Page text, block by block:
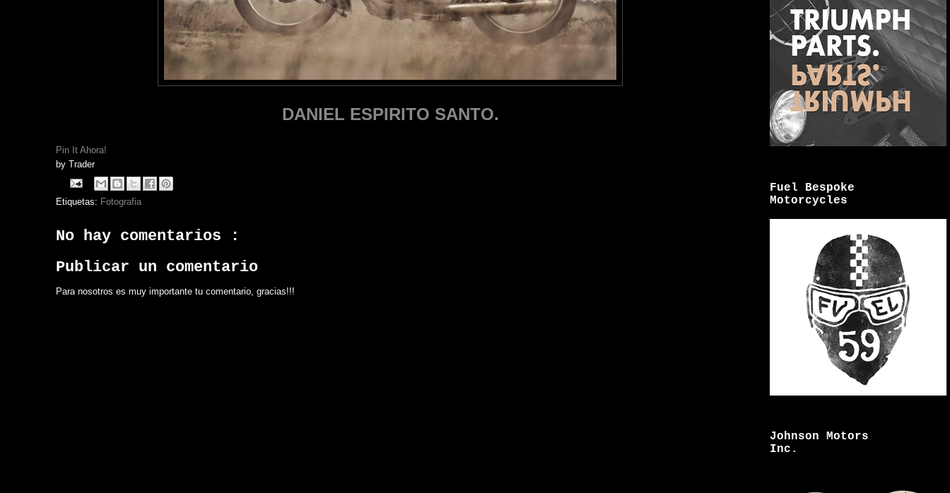
DANIEL ESPIRITO SANTO.
Pin It Ahora!
by Trader
Etiquetas: Fotografia
No hay comentarios :
Publicar un comentario
Para nosotros es muy importante tu comentario, gracias!!!
Fuel Bespoke
Motorcycles
Johnson Motors
Inc.